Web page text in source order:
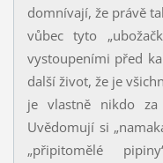
domnívají, že právě
vůbec tyto
vystoupeními před
další život, že je
je vlastně nikdo
Uvědomují si
„připitomělé